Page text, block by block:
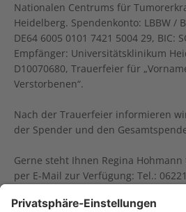
Nationalen Centrums für
Heidelberg. Spendenkonto: LBBW /
DE64 6005 0101 7421 5004 29, BIC:
Empfänger: Universitätsklinikum
D10070680, Trauerfeier für
Verstorbenen“.
Nach der Trauerfeier informieren
der Spender und den
Gerne steht Ihnen Regina
per E-Mail zur Verfügung: Tel.: